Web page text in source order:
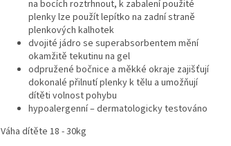
na bocích roztrhnout, k zabalení použité
plenky lze použít lepítko na zadní straně
plenkových kalhotek
dvojité jádro se superabsorbentem mění
okamžitě tekutinu na gel
odpružené bočnice a měkké okraje zajišťují
dokonalé přilnutí plenky k tělu a umožňují
dítěti volnost pohybu
hypoalergenní – dermatologicky testováno
Váha dítěte 18 - 30kg